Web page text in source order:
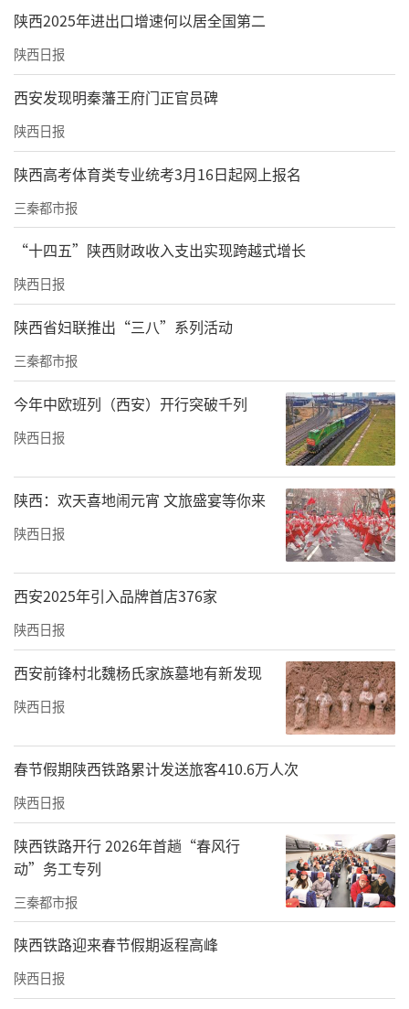
陕西2025年进出口增速何以居全国第二
陕西日报
西安发现明秦藩王府门正官员碑
陕西日报
陕西高考体育类专业统考3月16日起网上报名
三秦都市报
“十四五”陕西财政收入支出实现跨越式增长
陕西日报
陕西省妇联推出“三八”系列活动
三秦都市报
今年中欧班列（西安）开行突破千列
陕西日报
陕西：欢天喜地闹元宵 文旅盛宴等你来
陕西日报
西安2025年引入品牌首店376家
陕西日报
西安前锋村北魏杨氏家族墓地有新发现
陕西日报
春节假期陕西铁路累计发送旅客410.6万人次
陕西日报
陕西铁路开行 2026年首趟“春风行
动”务工专列
三秦都市报
陕西铁路迎来春节假期返程高峰
陕西日报